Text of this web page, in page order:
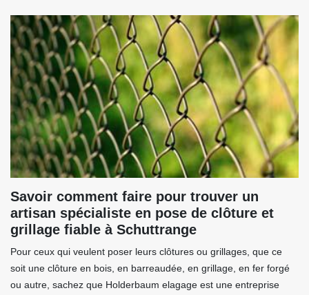
Savoir comment faire pour trouver un
artisan spécialiste en pose de clôture et
grillage fiable à Schuttrange
Pour ceux qui veulent poser leurs clôtures ou grillages, que ce
soit une clôture en bois, en barreaudée, en grillage, en fer forgé
ou autre, sachez que Holderbaum elagage est une entreprise